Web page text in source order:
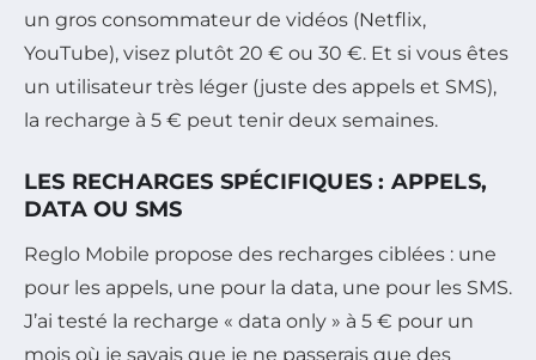
un gros consommateur de vidéos (Netflix,
YouTube), visez plutôt 20 € ou 30 €. Et si vous êtes
un utilisateur très léger (juste des appels et SMS),
la recharge à 5 € peut tenir deux semaines.
LES RECHARGES SPÉCIFIQUES : APPELS,
DATA OU SMS
Reglo Mobile propose des recharges ciblées : une
pour les appels, une pour la data, une pour les SMS.
J’ai testé la recharge « data only » à 5 € pour un
mois où je savais que je ne passerais que des